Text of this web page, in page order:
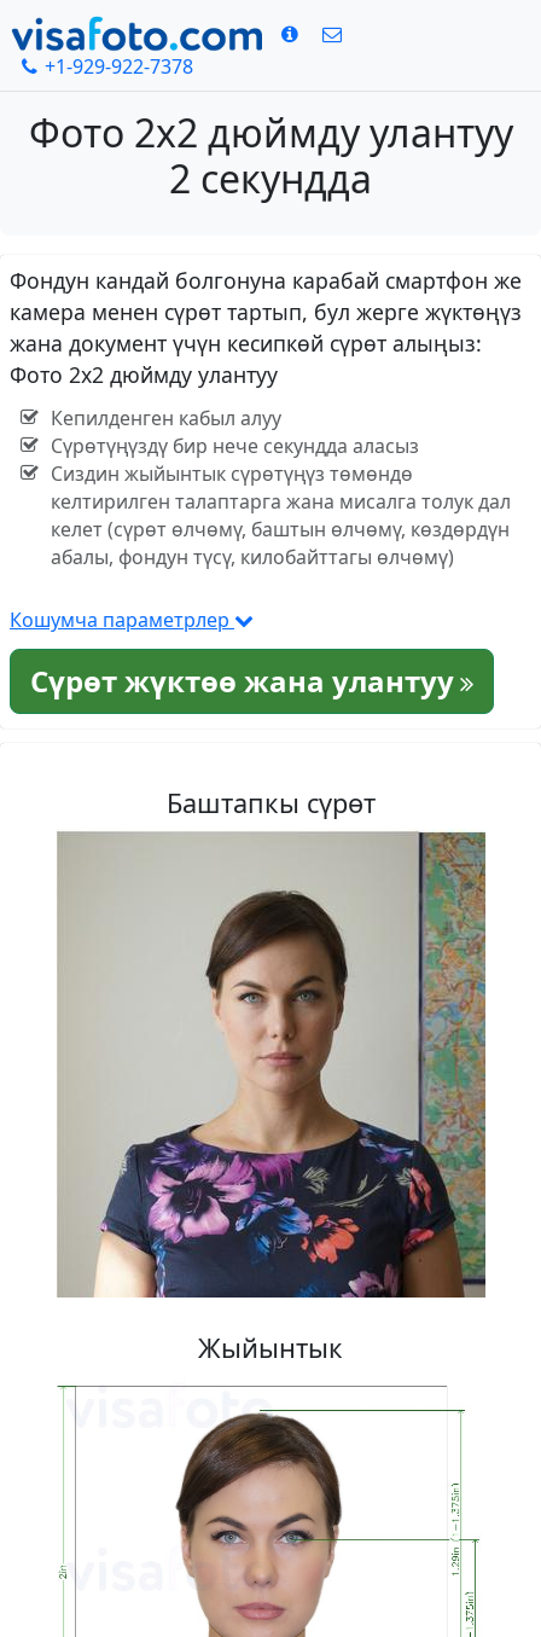
+1-929-922-7378
Фото 2х2 дюймду улантуу
2 секундда
Фондун кандай болгонуна карабай смартфон же
камера менен сүрөт тартып, бул жерге жүктөңүз
жана документ үчүн кесипкөй сүрөт алыңыз:
Фото 2х2 дюймду улантуу
Кепилденген кабыл алуу
Сүрөтүңүздү бир нече секундда аласыз
Сиздин жыйынтык сүрөтүңүз төмөндө
келтирилген талаптарга жана мисалга толук дал
келет (сүрөт өлчөмү, баштын өлчөмү, көздөрдүн
абалы, фондун түсү, килобайттагы өлчөмү)
Кошумча параметрлер
Сүрөт жүктөө жана улантуу
Баштапкы сүрөт
Жыйынтык